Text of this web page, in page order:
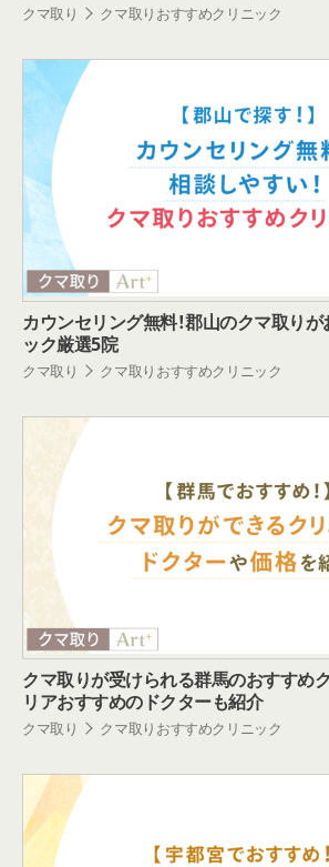
クマ取り クマ取りおすすめクリニック
カウンセリング無料！郡山のクマ取り
ック厳選5院
クマ取り クマ取りおすすめクリニック
クマ取りが受けられる群馬のおすすめ
リアおすすめのドクターも紹介
クマ取り クマ取りおすすめクリニック